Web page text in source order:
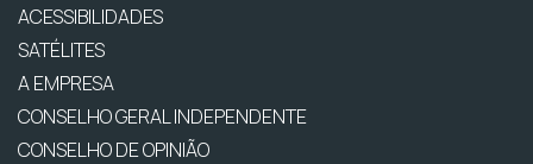
ACESSIBILIDADES
SATÉLITES
A EMPRESA
CONSELHO GERAL INDEPENDENTE
CONSELHO DE OPINIÃO